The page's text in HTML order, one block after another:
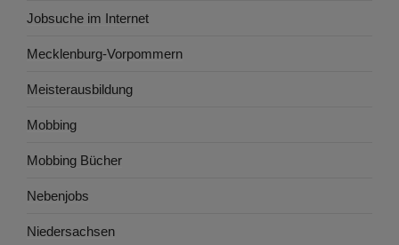
Jobsuche im Internet
Mecklenburg-Vorpommern
Meisterausbildung
Mobbing
Mobbing Bücher
Nebenjobs
Niedersachsen